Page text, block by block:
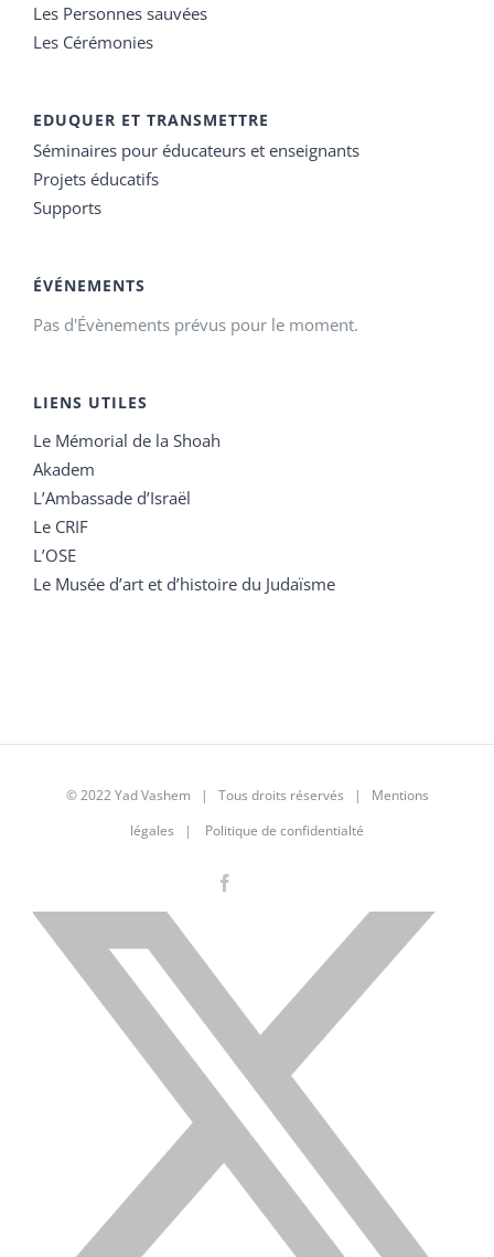
Les Personnes sauvées
Les Cérémonies
EDUQUER ET TRANSMETTRE
Séminaires pour éducateurs et enseignants
Projets éducatifs
Supports
ÉVÉNEMENTS
Pas d'Évènements prévus pour le moment.
LIENS UTILES
Le Mémorial de la Shoah
Akadem
L’Ambassade d’Israël
Le CRIF
L’OSE
Le Musée d’art et d’histoire du Judaïsme
© 2022 Yad Vashem | Tous droits réservés | Mentions
légales | Politique de confidentialté